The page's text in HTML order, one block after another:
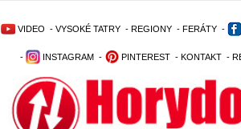
VIDEO - VYSOKÉ TATRY - REGIONY - FERÁTY -
- INSTAGRAM - PINTEREST - KONTAKT -